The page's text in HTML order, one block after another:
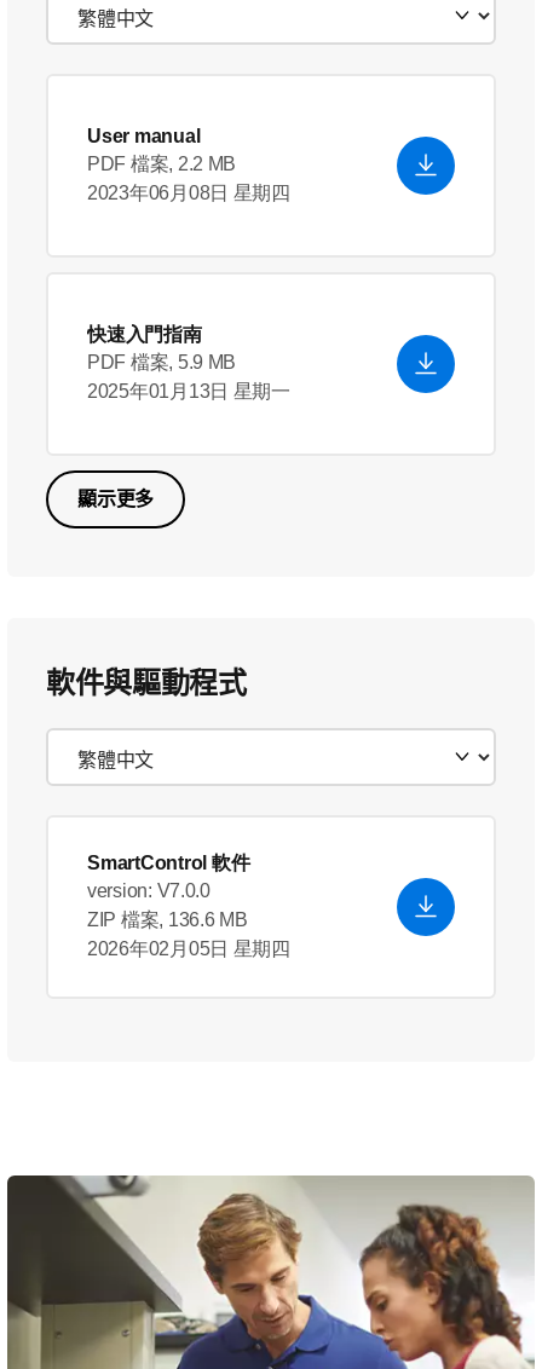
User manual
PDF 檔案, 2.2 MB
2023年06月08日 星期四
快速入門指南
PDF 檔案, 5.9 MB
2025年01月13日 星期一
顯示更多
軟件與驅動程式
SmartControl 軟件
version: V7.0.0
ZIP 檔案, 136.6 MB
2026年02月05日 星期四